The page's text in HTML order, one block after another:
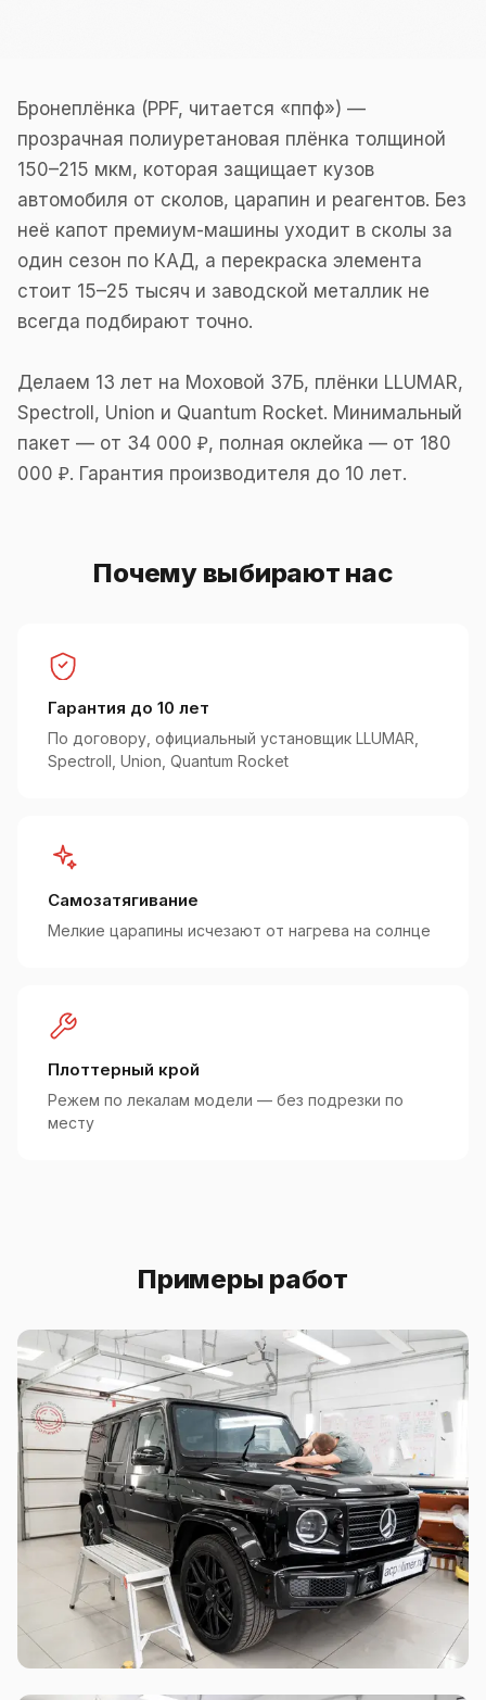
Бронеплёнка (PPF, читается «ппф») —
прозрачная полиуретановая плёнка толщиной
150–215 мкм, которая защищает кузов
автомобиля от сколов, царапин и реагентов. Без
неё капот премиум-машины уходит в сколы за
один сезон по КАД, а перекраска элемента
стоит 15–25 тысяч и заводской металлик не
всегда подбирают точно.
Делаем 13 лет на Моховой 37Б, плёнки LLUMAR,
Spectroll, Union и Quantum Rocket. Минимальный
пакет — от 34 000 ₽, полная оклейка — от 180
000 ₽. Гарантия производителя до 10 лет.
Почему выбирают нас
Гарантия до 10 лет
По договору, официальный установщик LLUMAR,
Spectroll, Union, Quantum Rocket
Самозатягивание
Мелкие царапины исчезают от нагрева на солнце
Плоттерный крой
Режем по лекалам модели — без подрезки по
месту
Примеры работ